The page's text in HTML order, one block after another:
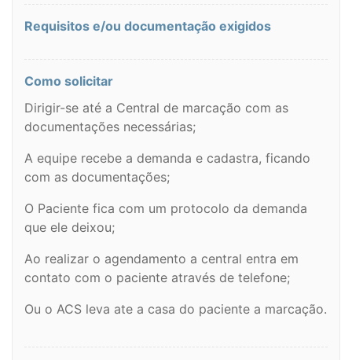
Requisitos e/ou documentação exigidos
Como solicitar
Dirigir-se até a Central de marcação com as
documentações necessárias;
A equipe recebe a demanda e cadastra, ficando
com as documentações;
O Paciente fica com um protocolo da demanda
que ele deixou;
Ao realizar o agendamento a central entra em
contato com o paciente através de telefone;
Ou o ACS leva ate a casa do paciente a marcação.